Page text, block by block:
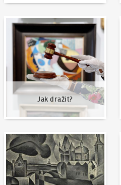
Jak dražit?
Jak dražit?
Naše nejvyšší prodeje